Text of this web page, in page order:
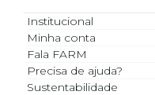
Institucional
Minha conta
Fala FARM
Precisa de ajuda?
Sustentabilidade